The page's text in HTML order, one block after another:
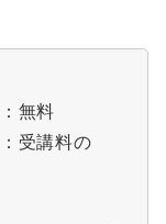
無料
受講料の